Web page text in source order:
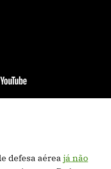
defesa aérea já não